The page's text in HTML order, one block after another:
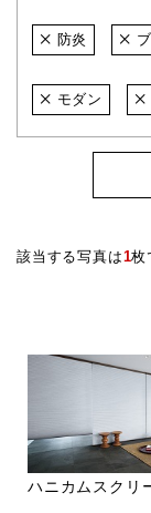
防炎
モダン
該当する写真は1枚
ハニカムスクリ